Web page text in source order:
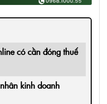
có cần đóng thuế
kinh doanh